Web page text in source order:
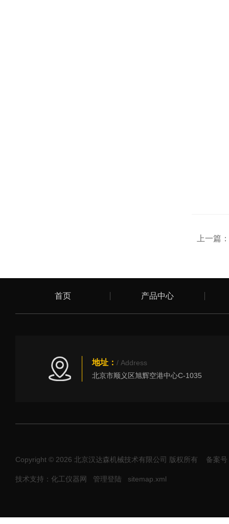
上一篇：
首页 产品中心
地址： / Address
北京市顺义区旭辉空港中心C-1035
Copyright © 2026 北京汉达森机械技术有限公司 版权所有 备案
技术支持：化工仪器网 管理登陆 sitemap.xml